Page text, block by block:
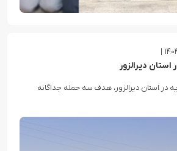
در استان دیرالزور، هدف سه حمله جداگانه